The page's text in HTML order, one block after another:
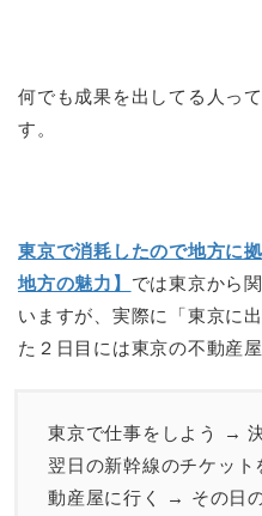
何でも成果を出してる人っ
す。
東京で消耗したので地方に
地方の魅力】 では東京から
いますが、実際に「東京に
た２日目には東京の不動産
東京で仕事をしよう →
翌日の新幹線のチケッ
動産屋に行く → その日